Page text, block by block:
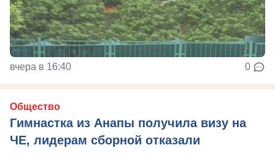
вчера в 16:40 0
Общество
Гимнастка из Анапы получила визу на
ЧЕ, лидерам сборной отказали